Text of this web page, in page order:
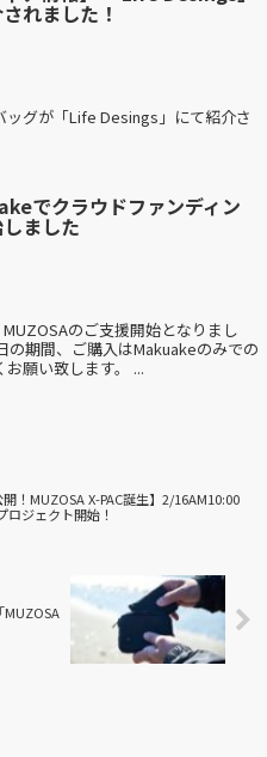
れました！
グが「Life Desings」にて紹介さ
でクラウドファンディン
ました
のご支援開始となりまし
の期間、ご購入はMakuakeのみでの
願い致します。 ...
開！MUZOSA X-PAC誕生】2/16AM10:00
ロジェクト開始！
MUZOSA